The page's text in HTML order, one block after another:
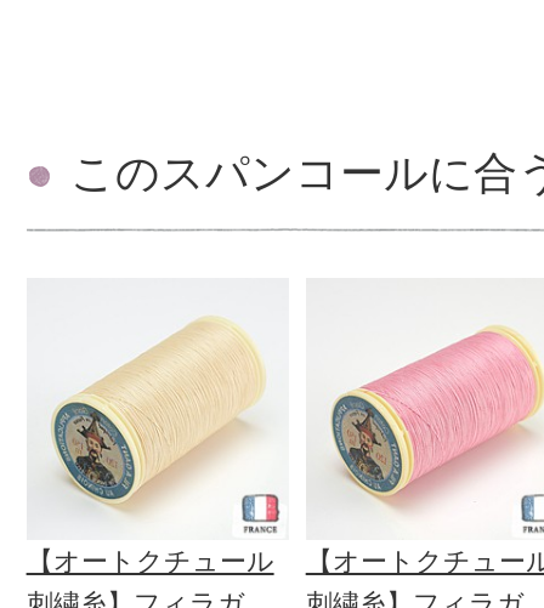
このスパンコールに合
【オートクチュール
【オートクチュー